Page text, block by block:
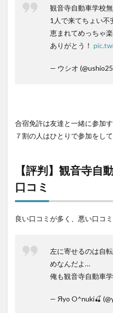
気
校！
観音寺自動車学校
1人で来てちょい不
恵まれてめっちゃ
ありがとう！
— ウシオ
合宿免許は友達と一緒に参加
７割の人はひとりで参加をして
【評判】観音寺自
口コミ
良い口コミが多く、悪い口コ
左に寄せるのは自
めなんだよ…
俺も観音寺自動車
— Яyo O^nuki🍒